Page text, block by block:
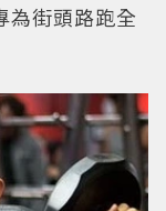
為街頭路跑全